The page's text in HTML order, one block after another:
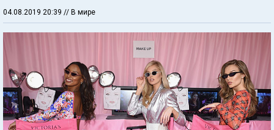
04.08.2019 20:39 // В мире